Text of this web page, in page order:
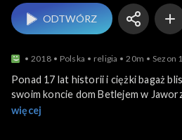
ODTWÓRZ
2018 Polska religia 20m Sezon
Ponad 17 lat historii i ciężki bagaż
swoim koncie dom Betlejem w
tworzona przez ludzi, którzy znaleźli
więcej